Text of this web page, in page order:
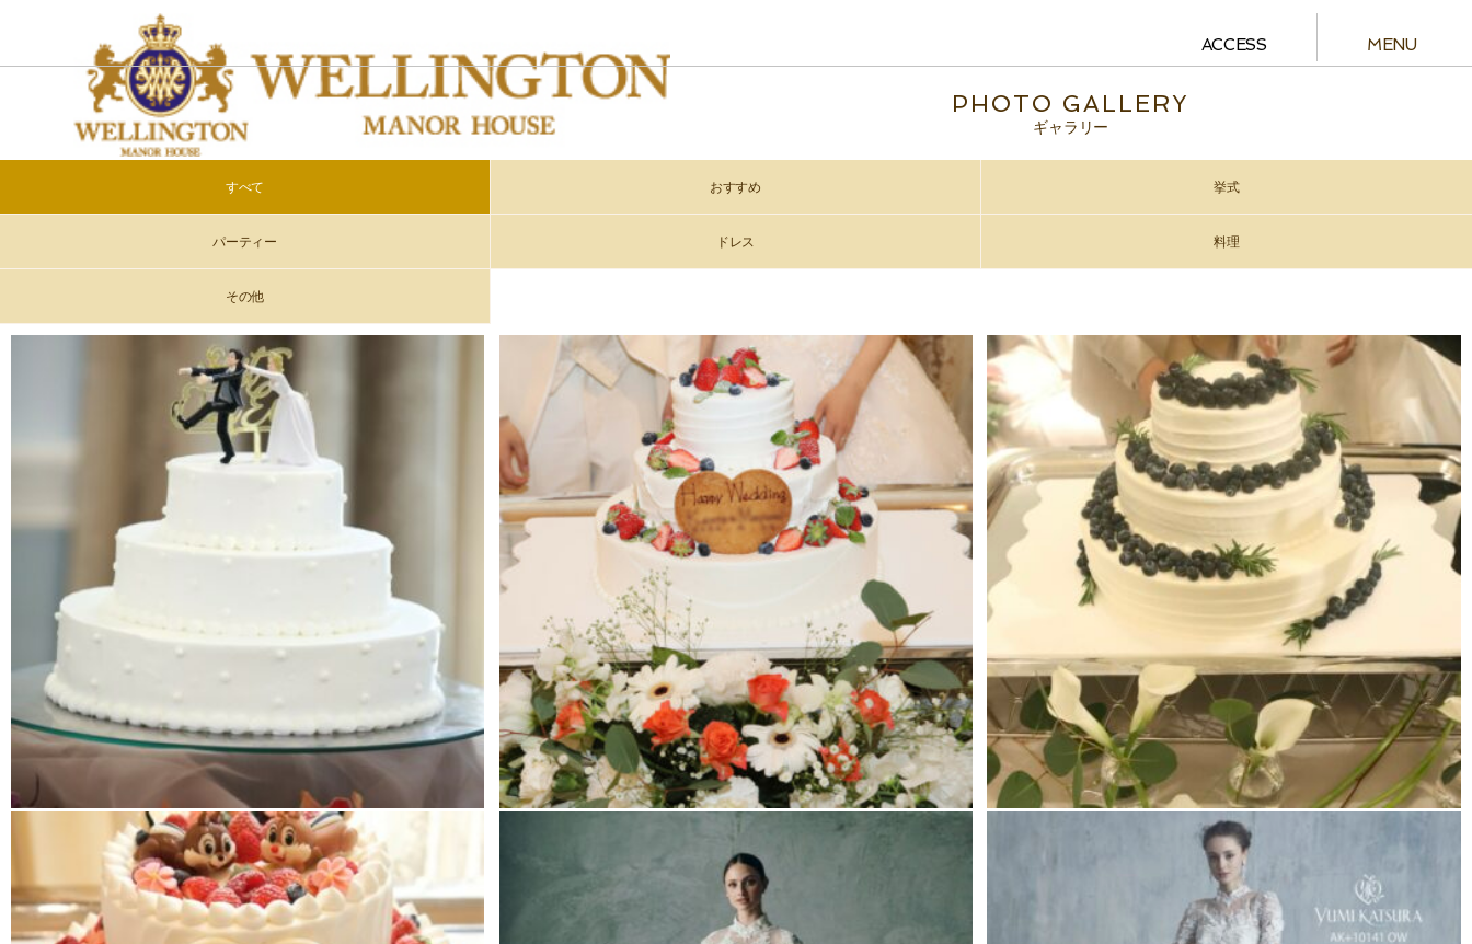
MENU
ACCESS
PHOTO GALLERY
ギャラリー
すべて おすすめ 挙式
パーティー ドレス 料理
その他